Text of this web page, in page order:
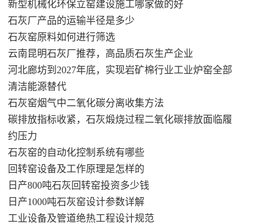
新型机械化环保立窑建设施工哪家做的好
石灰厂产品的运输半径是多少
石灰窑原料如何进行筛选
云南昆明石灰厂推荐，高品质石灰生产企业
河北廊坊到2027年底，实现岩矿棉行业工业炉窑全部
清洁能源替代
石灰窑烟气中二氧化碳分离收集方法
碳排放指标收紧，石灰煅烧过程二氧化碳排放面临履
约压力
石灰窑的自动化控制系统有哪些
回转窑设备及工作原理是怎样的
日产800吨石灰回转窑投资多少钱
日产1000吨石灰窑设计参数详解
工业设备及管道绝热工程设计规范